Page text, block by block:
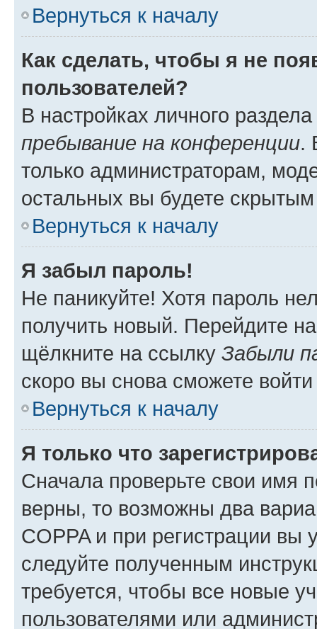
Вернуться к началу
Как сделать, чтобы я не
пользователей?
В настройках личного
пребывание на конференции.
только администраторам,
остальных вы будете
Вернуться к началу
Я забыл пароль!
Не паникуйте! Хотя пароль
получить новый. Перейдите
щёлкните на ссылку Забыли
скоро вы снова сможете
Вернуться к началу
Я только что
Сначала проверьте свои имя
верны, то возможны два
COPPA и при регистрации вы
следуйте полученным
требуется, чтобы все новые
пользователями или